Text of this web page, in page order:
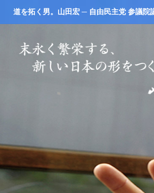
道を拓く男。山田宏 ─ 自由民主党 参議院